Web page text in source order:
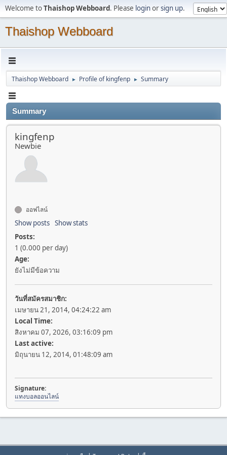
Welcome toThaishop Webboard. Please loginorsign up.
Thaishop Webboard
Thaishop Webboard ► Profile of kingfenp ► Summary
Summary
kingfenp
Newbie
ออฟไลน์
Show posts Show stats
Posts:
1 (0.000 per day)
Age:
ยังไม่มีข้อความ
วันที่สมัครสมาชิก:
เมษายน 21, 2014, 04:24:22 am
Local Time:
สิงหาคม 07, 2026, 03:16:09 pm
Last active:
มิถุนายน 12, 2014, 01:48:09 am
Signature:
แทงบอลออนไลน์